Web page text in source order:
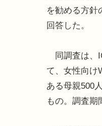
を勧める方針
回答した。
同調査は、
て、女性向け
ある母親500
もの。調査期